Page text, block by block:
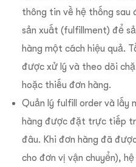
thông tin về hệ thống
sản xuất (fulfillment) để
hàng một cách hiệu quả.
được xử lý và theo dõi
hoặc thiếu đơn hàng.
Quản lý fulfill order và lấy
hàng được đặt trực tiếp
đâu. Khi đơn hàng đã
cho đơn vị vận chuyển),